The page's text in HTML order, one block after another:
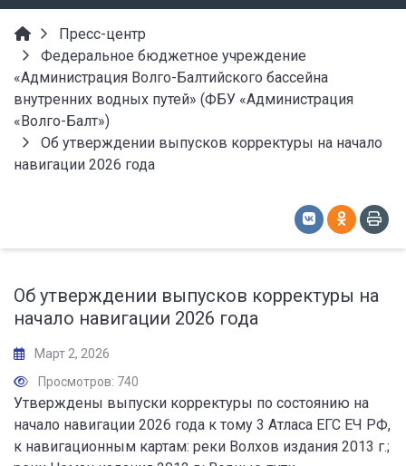
Пресс-центр
Федеральное бюджетное учреждение
«Администрация Волго-Балтийского бассейна
внутренних водных путей» (ФБУ «Администрация
«Волго-Балт»)
Об утверждении выпусков корректуры на начало
навигации 2026 года
Об утверждении выпусков корректуры на
начало навигации 2026 года
Март 2, 2026
Просмотров: 740
Утверждены выпуски корректуры по состоянию на
начало навигации 2026 года к тому 3 Атласа ЕГС ЕЧ РФ,
к навигационным картам: реки Волхов издания 2013 г.;